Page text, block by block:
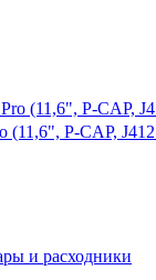
(11,6", P-CAP,
и расходники